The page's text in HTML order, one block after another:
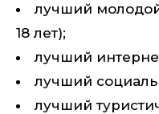
лучший
18 лет);
лучший
лучший
лучший